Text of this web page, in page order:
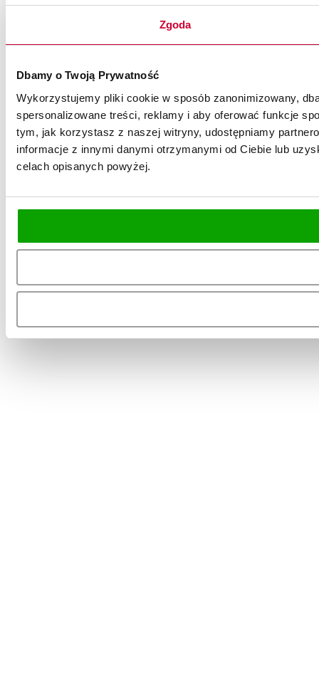
Zgoda
Dbamy o Twoją Prywatność
Wykorzystujemy pliki cookie w sposób zanonimizowany,
spersonalizowane treści, reklamy i aby oferować funkcje
tym, jak korzystasz z naszej witryny, udostępniamy
informacje z innymi danymi otrzymanymi od Ciebie lub
celach opisanych powyżej.